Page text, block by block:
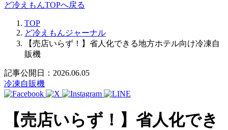
ど冷えもんTOPへ戻る
TOP
ど冷えもんジャーナル
【売店いらず！】省人化できる地方ホテル向け冷凍自
販機
記事公開日：2026.06.05
冷凍自販機
【売店いらず！】省人化でき